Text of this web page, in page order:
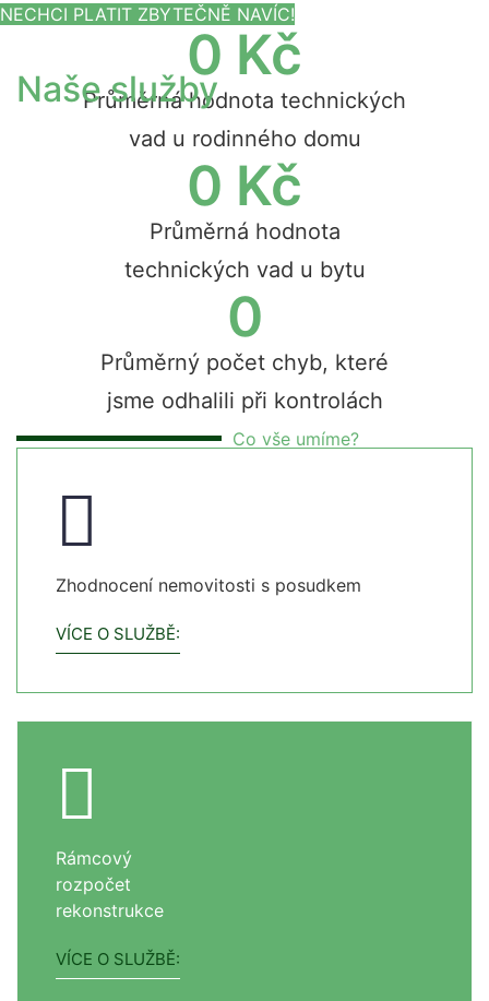
NECHCI PLATIT ZBYTEČNĚ NAVÍC!
0 Kč
Průměrná hodnota technických
vad u rodinného domu
0 Kč
Průměrná hodnota
technických vad u bytu
0
Průměrný počet chyb, které
jsme odhalili při kontrolách
Co vše umíme?
Naše služby
Zhodnocení nemovitosti s posudkem
VÍCE O SLUŽBĚ:
Rámcový
rozpočet
rekonstrukce
VÍCE O SLUŽBĚ: